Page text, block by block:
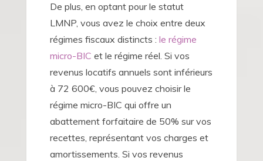
De plus, en optant pour le statut
LMNP, vous avez le choix entre deux
régimes fiscaux distincts : le régime
micro-BIC et le régime réel. Si vos
revenus locatifs annuels sont inférieurs
à 72 600€, vous pouvez choisir le
régime micro-BIC qui offre un
abattement forfaitaire de 50% sur vos
recettes, représentant vos charges et
amortissements. Si vos revenus